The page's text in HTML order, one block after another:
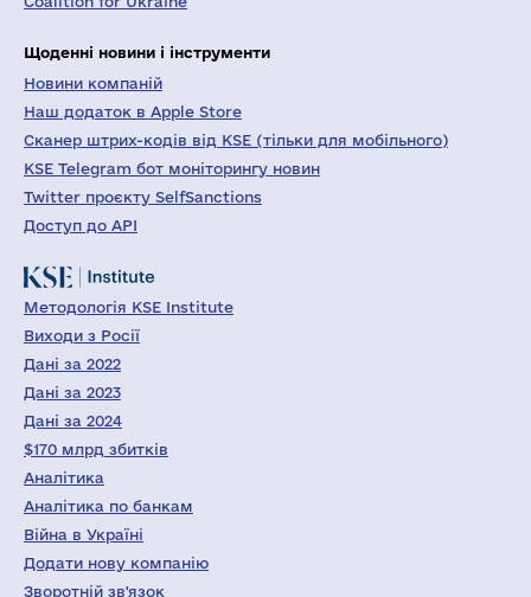
Щоденні новини і інструменти
Новини компаній
Наш додаток в Apple Store
Сканер штрих-кодів від KSE (тільки для мобільного)
KSE Telegram бот моніторингу новин
Twitter проєкту SelfSanctions
Доступ до API
Методологія KSE Institute
Виходи з Росії
Дані за 2022
Дані за 2023
Дані за 2024
$170 млрд збитків
Аналітика
Аналітика по банкам
Війна в Україні
Додати нову компанію
Зворотній зв'язок